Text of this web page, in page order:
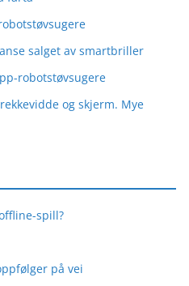
salget av smartbriller
robotstøvsugere
og skjerm. Mye
spill?
på vei